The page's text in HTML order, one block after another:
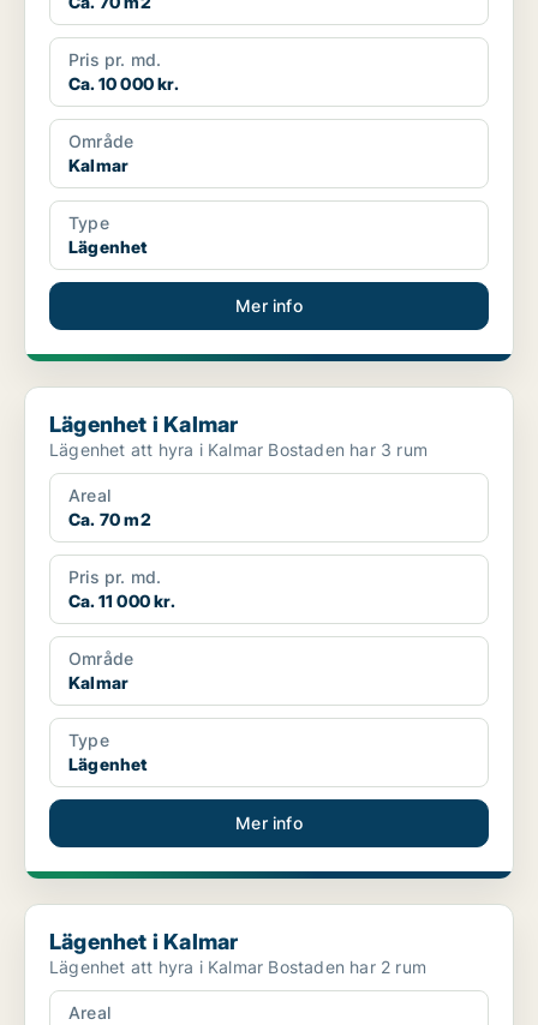
Pris pr. md.
Ca. 10 000 kr.
Område
Kalmar
Type
Lägenhet
Mer info
Lägenhet i Kalmar
Lägenhet i Kalmar
Lägenhet att hyra i Kalmar Bostaden har 3 rum
Areal
Ca. 70 m2
Pris pr. md.
Ca. 11 000 kr.
Område
Kalmar
Type
Lägenhet
Mer info
Lägenhet i Kalmar
Lägenhet i Kalmar
Lägenhet att hyra i Kalmar Bostaden har 2 rum
Areal